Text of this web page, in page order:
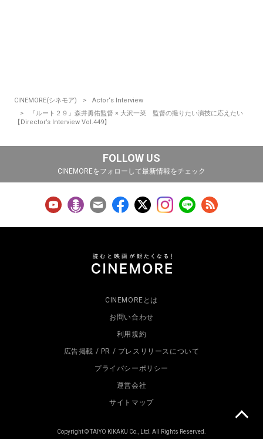
CINEMORE(シネモア)
Actor‘s Interview
『ルート２９』森井勇佑監督 × 大沢一菜 監督の撮りたい演技に応えたい
【Director’s Interview Vol.449】
FOLLOW US
CINEMOREをフォローして最新情報をチェック
CINEMOREとは
お問い合わせ
利用規約
広告掲載 / PR / プレスリリースについて
プライバシーポリシー
運営会社
サイトマップ
Copyright © TAIYO KIKAKU Co., Ltd. All Rights Reserved.